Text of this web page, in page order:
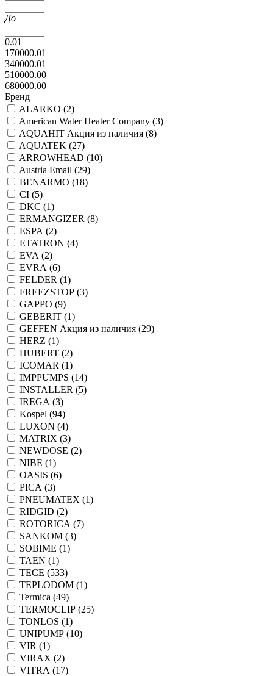
До
0.01
170000.01
340000.01
510000.00
680000.00
Бренд
ALARKO (2)
American Water Heater Company (3)
AQUAHIT Акция из наличия (8)
AQUATEK (27)
ARROWHEAD (10)
Austria Email (29)
BENARMO (18)
CI (5)
DKC (1)
ERMANGIZER (8)
ESPA (2)
ETATRON (4)
EVA (2)
EVRA (6)
FELDER (1)
FREEZSTOP (3)
GAPPO (9)
GEBERIT (1)
GEFFEN Акция из наличия (29)
HERZ (1)
HUBERT (2)
ICOMAR (1)
IMPPUMPS (14)
INSTALLER (5)
IREGA (3)
Kospel (94)
LUXON (4)
MATRIX (3)
NEWDOSE (2)
NIBE (1)
OASIS (6)
PICA (3)
PNEUMATEX (1)
RIDGID (2)
ROTORICA (7)
SANKOM (3)
SOBIME (1)
TAEN (1)
TECE (533)
TEPLODOM (1)
Termica (49)
TERMOCLIP (25)
TONLOS (1)
UNIPUMP (10)
VIR (1)
VIRAX (2)
VITRA (17)